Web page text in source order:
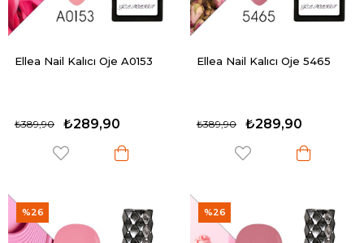
Ellea Nail Kalıcı Oje A0153
₺289,90
₺389,90
Ellea Nail Kalıcı Oje 5465
₺289,90
₺389,90
%26 %26